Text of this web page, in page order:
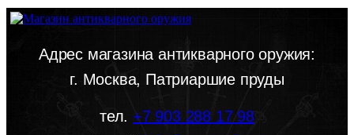
Адрес магазина антикварного оружия:
г. Москва, Патриаршие пруды
тел. +7 903 288 17 98